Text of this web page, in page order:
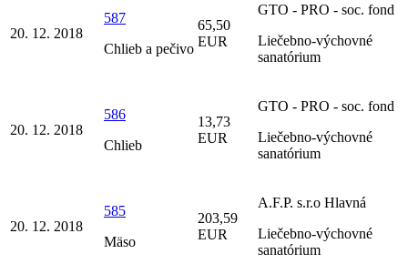
20. 12. 2018
587
Chlieb a pečivo
65,50
EUR
GTO - PRO - soc. fond
Liečebno-výchovné
sanatórium
20. 12. 2018
586
Chlieb
13,73
EUR
GTO - PRO - soc. fond
Liečebno-výchovné
sanatórium
20. 12. 2018
585
Mäso
203,59
EUR
A.F.P. s.r.o Hlavná
Liečebno-výchovné
sanatórium